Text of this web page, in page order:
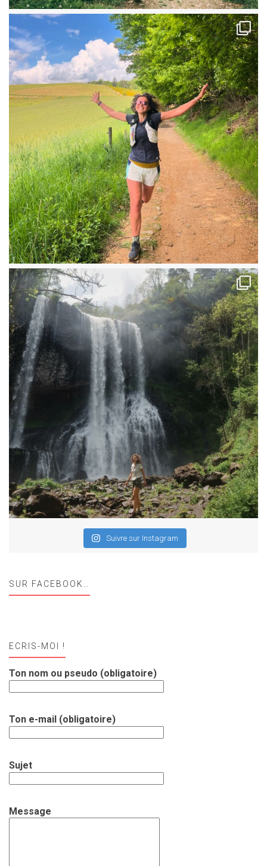
Suivre sur Instagram
SUR FACEBOOK…
ECRIS-MOI !
Ton nom ou pseudo (obligatoire)
Ton e-mail (obligatoire)
Sujet
Message